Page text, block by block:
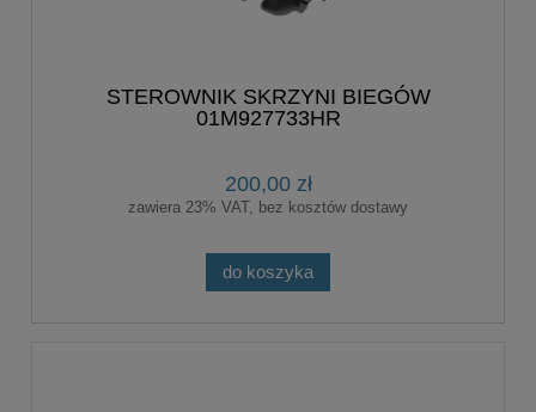
STEROWNIK SKRZYNI BIEGÓW
01M927733HR
200,00 zł
zawiera 23% VAT, bez kosztów dostawy
do koszyka